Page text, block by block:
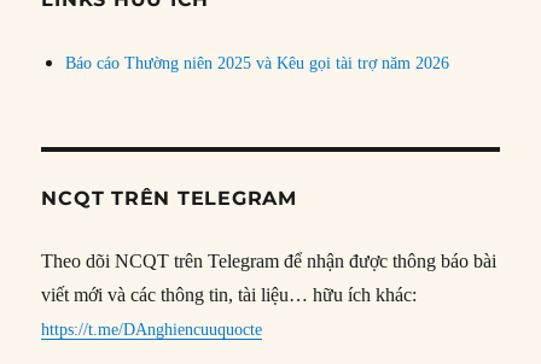
Báo cáo Thường niên 2025 và Kêu gọi tài trợ năm 2026
NCQT TRÊN TELEGRAM
Theo dõi NCQT trên Telegram để nhận được thông báo bài
viết mới và các thông tin, tài liệu… hữu ích khác:
https://t.me/DAnghiencuuquocte